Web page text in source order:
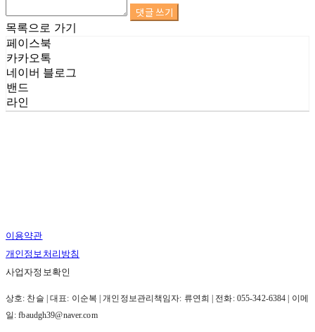
댓글 쓰기
목록으로 가기
페이스북
카카오톡
네이버 블로그
밴드
라인
이용약관
개인정보처리방침
사업자정보확인
상호: 찬슬 | 대표: 이순복 | 개인정보관리책임자: 류연희 | 전화: 055-342-6384 | 이메
일: fbaudgh39@naver.com